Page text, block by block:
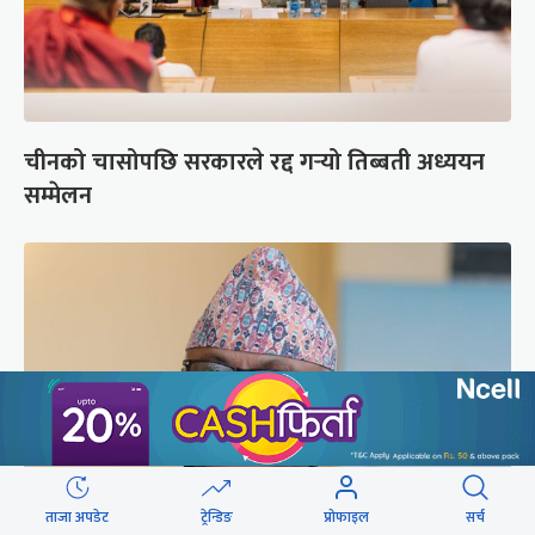
चीनको चासोपछि सरकारले रद्द गर्‍यो तिब्बती अध्ययन
सम्मेलन
ताजा अपडेट ट्रेन्डिङ प्रोफाइल सर्च